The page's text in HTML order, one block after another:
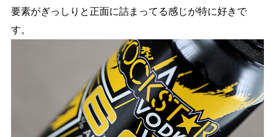
要素がぎっしりと正面に詰まってる感じが特に好きで
す。